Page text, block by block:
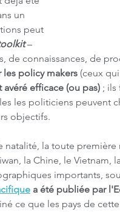
un
peut
–
de connaissances, de
policy makers (ceux
efficace (ou pas) ; ils
les politiciens peuvent
objectifs.
natalité, la toute
la Chine, le Vietnam,
importants,
a été publiée par
ce que les pays de